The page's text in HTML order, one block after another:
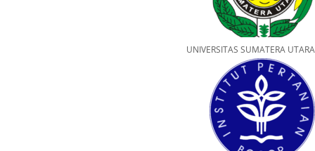
UNIVERSITAS SUMATERA UTARA